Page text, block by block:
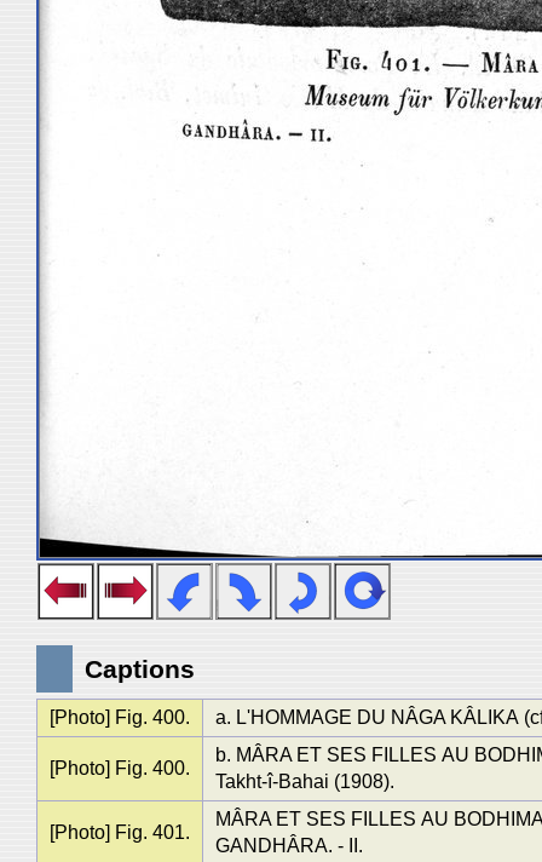
Captions
[Photo] Fig. 400. a. L'HOMMAGE DU NÂGA KÂLIKA
[Photo] Fig. 400.
b. MÂRA ET SES FILLES AU
Takht-î-Bahai (1908).
[Photo] Fig. 401.
MÂRA ET SES FILLES AU
GANDHÂRA. - II.